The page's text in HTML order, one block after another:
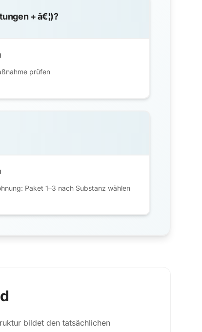
+ â€¦)?
prüfen
Paket 1–3 nach Substanz wählen
bildet den tatsächlichen